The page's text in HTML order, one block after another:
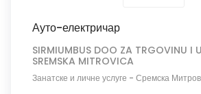
Ауто-електричар
SIRMIUMBUS DOO ZA TRGOVINU I
SREMSKA MITROVICA
Занатске и личне услуге - Сремска